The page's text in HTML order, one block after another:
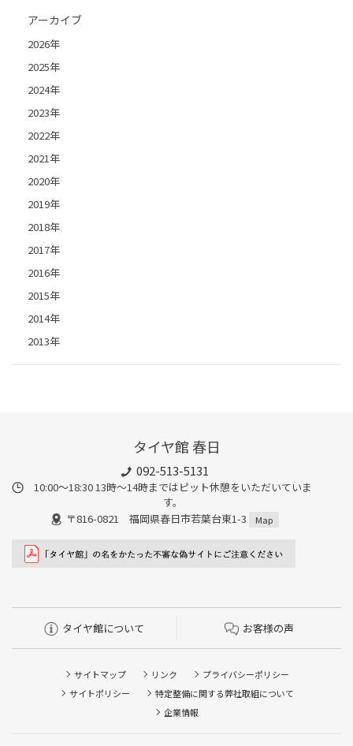
アーカイブ
2026年
2025年
2024年
2023年
2022年
2021年
2020年
2019年
2018年
2017年
2016年
2015年
2014年
2013年
タイヤ館 春日
092-513-5131
10:00～18:30 13時〜14時まではピット休憩をいただいていま
す。
〒816-0821 福岡県春日市若葉台東1-3
Map
タイヤ館について お客様の声
サイトマップ リンク
プライバシーポリシー
サイトポリシー
特定整備に関する弊社取組について
企業情報